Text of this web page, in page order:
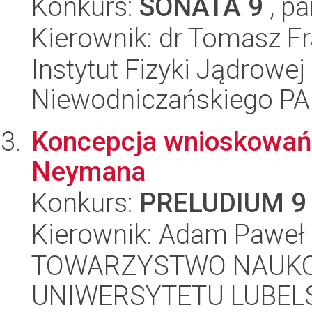
Konkurs: SONATA 9 ,
Kierownik: dr Tomasz
Instytut Fizyki
Niewodniczańskiego
Koncepcja
Neymana
Konkurs: PRELUDIUM 9
Kierownik: Adam
TOWARZYSTWO
UNIWERSYTETU